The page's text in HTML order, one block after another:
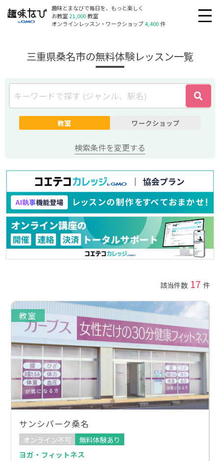
趣味とまなびで毎日を、もっと楽しく
お教室21,000教室
オンラインレッスン・ワークショップ4,400件
三重県桑名市の無料体験レッスン一覧
教室 ワークショップ
検索条件を変更する
該当件数 17 件
教室
サンシパーク桑名
オンライン不可
無料体験あり
ヨガ・フィットネス